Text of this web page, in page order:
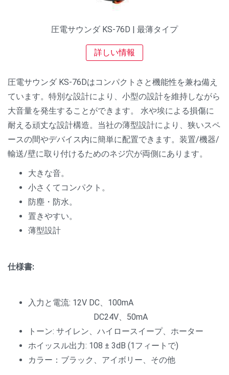
圧電サウンダ KS-76D | 最薄タイプ
詳しい情報
圧電サウンダ KS-76Dはコンパクトさと機能性を兼ね備え
ています。特別な設計により、小型の設計を維持しながら
大音量を発生することができます。 水や埃による損傷に
耐える頑丈な設計構造。当社の薄型設計により、狭いスペ
ースの間やデバイス内に簡単に配置できます。装置/機器/
輸送/壁に取り付けるためのネジ穴が両側にあります。
大きな音。
小さくてコンパクト。
防塵・防水。
置きやすい。
薄型設計
仕様書:
入力と電流: 12V DC、100mA
DC24V、50mA
トーン: サイレン、ハイロースイープ、ホーター
ホイッスル出力: 108 ± 3dB (1フィートで)
カラー：ブラック、アイボリー、その他